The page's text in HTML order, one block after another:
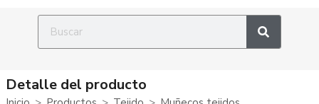
Detalle del producto